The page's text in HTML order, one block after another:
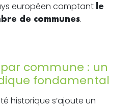
européen comptant le
de communes.
commune : un
fondamental
historique s’ajoute un